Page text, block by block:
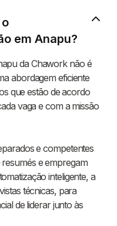
em Anapu?
da Chawork não é
abordagem eficiente
que estão de acordo
vaga e com a missão
e competentes
e empregam
inteligente, a
técnicas, para
de liderar junto às